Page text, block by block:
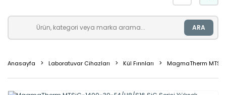
ARA
Anasayfa Laboratuvar Cihazları Kül Fırınları MagmaTherm